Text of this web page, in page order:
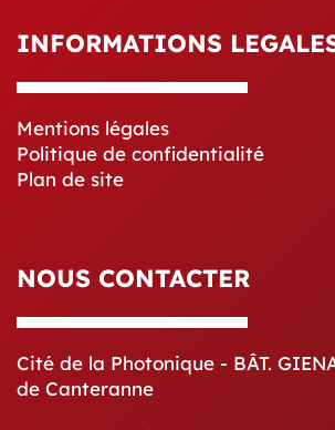
INFORMATIONS
Mentions légales
Politique de confidentialité
Plan de site
NOUS CONTACTER
Cité de la Photonique - BÂT.
de Canteranne